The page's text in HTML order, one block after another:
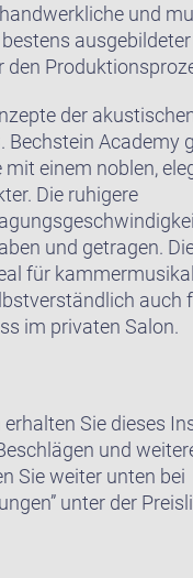
und
ausgebildeter
den
der
Bechstein Academy
einem noblen,
Die ruhigere
und getragen.
für
auch
im privaten Salon.
Sie dieses
und
Sie weiter unten bei
unter der